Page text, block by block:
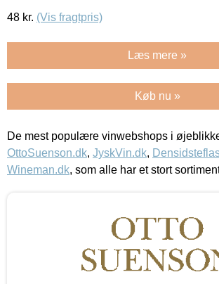
48 kr. (Vis fragtpris)
Læs mere »
Køb nu »
De mest populære vinwebshops i
OttoSuenson.dk, JyskVin.dk,
Wineman.dk, som alle har et stort